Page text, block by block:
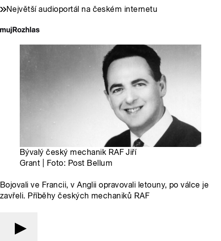
Největší audioportál na českém internetu
Bývalý český mechanik RAF Jiří
Grant | Foto: Post Bellum
Bojovali ve Francii, v Anglii opravovali letouny, po válce je
zavřeli. Příběhy českých mechaniků RAF